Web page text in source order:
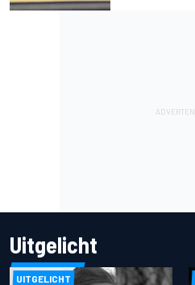
Uitgelicht
UITGELICHT